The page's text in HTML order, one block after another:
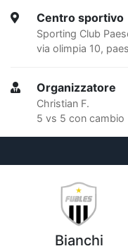
Centro sportivo
Sporting Club
via olimpia 10,
Organizzatore
Christian F.
5 vs 5 con cambio
Bianchi